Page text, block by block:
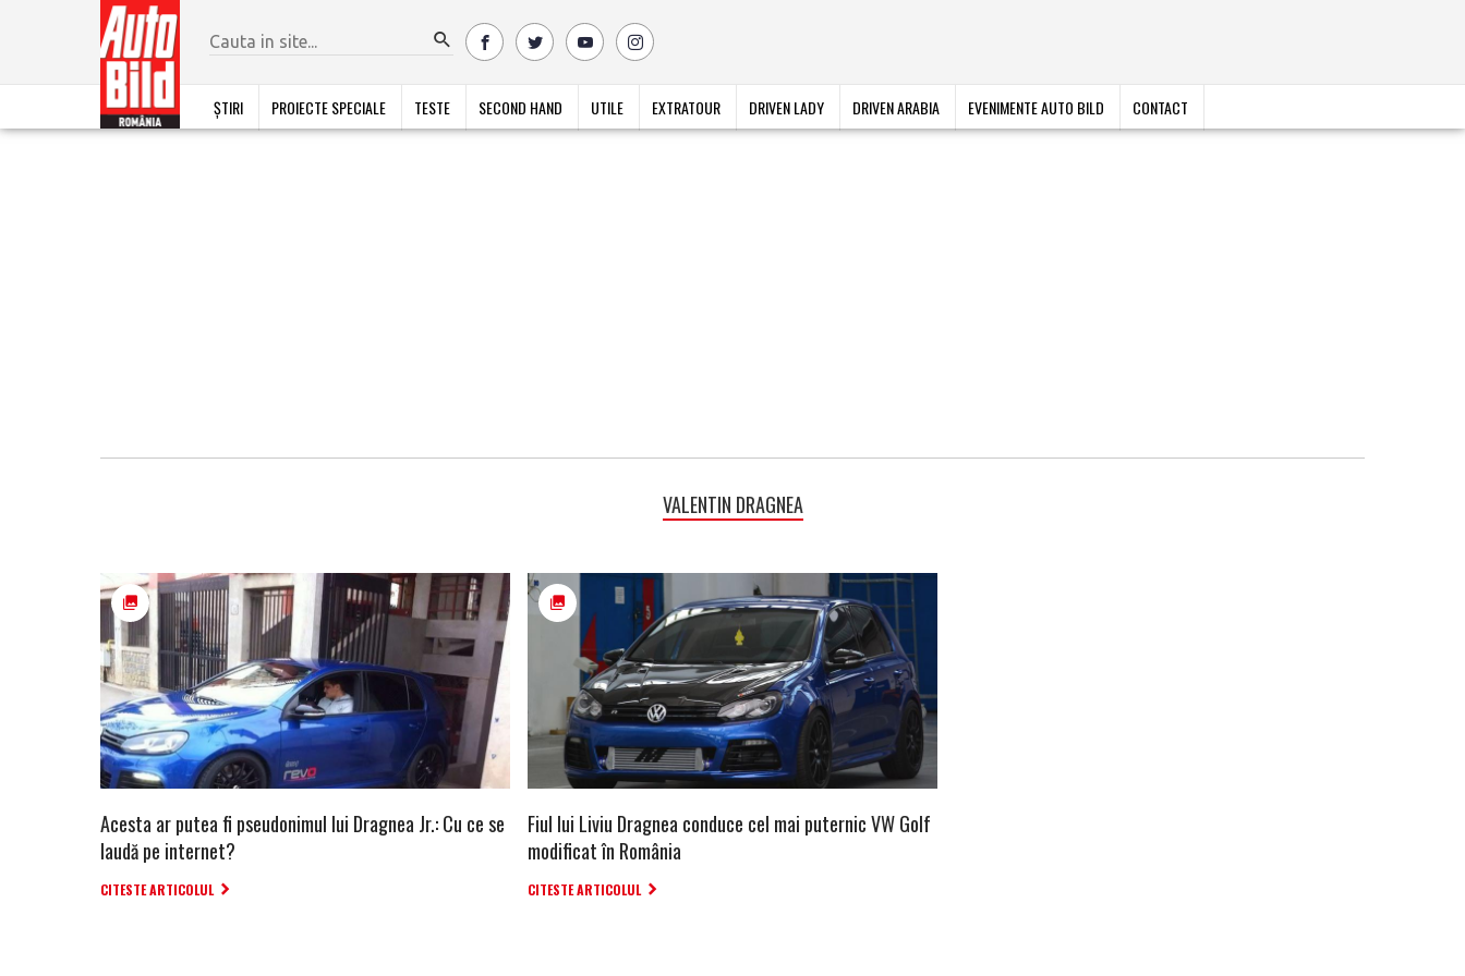
ȘTIRI PROIECTE SPECIALE TESTE SECOND HAND UTILE EXTRATOUR DRIVEN LADY DRIVEN ARABIA EVENIMENTE AUTO BILD CONTACT
VALENTIN DRAGNEA
Acesta ar putea fi pseudonimul lui Dragnea Jr.: Cu ce se
laudă pe internet?
CITESTE ARTICOLUL
Fiul lui Liviu Dragnea conduce cel mai puternic VW Golf
modificat în România
CITESTE ARTICOLUL